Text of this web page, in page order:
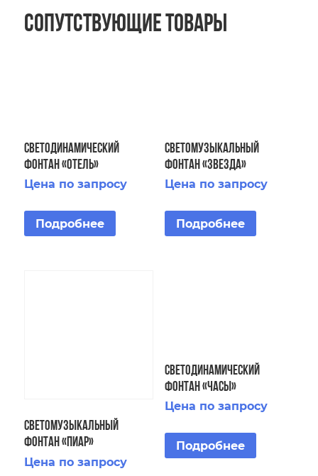
Сопутствующие товары
Светодинамический
фонтан «Отель»
Цена по запросу
Подробнее
Светомузыкальный
фонтан «Звезда»
Цена по запросу
Подробнее
Светомузыкальный
фонтан «Пиар»
Цена по запросу
Светодинамический
фонтан «Часы»
Цена по запросу
Подробнее